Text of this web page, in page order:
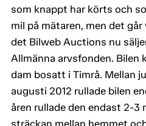
som knappt har körts och
mil på mätaren, men det
det Bilweb Auctions nu
Allmänna arvsfonden. Bilen
dam bosatt i Timrå. Mellan
augusti 2012 rullade bilen
åren rullade den endast 2-3